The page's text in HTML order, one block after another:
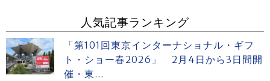
人気記事ランキング
「第101回東京インターナショナル・ギフ
ト・ショー春2026」 2月4日から3日間開
催・東...